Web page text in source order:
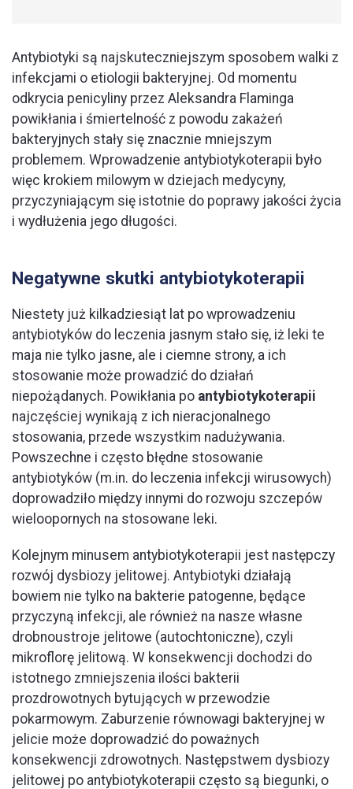
Antybiotyki są najskuteczniejszym sposobem walki z
infekcjami o etiologii bakteryjnej. Od momentu
odkrycia penicyliny przez Aleksandra Flaminga
powikłania i śmiertelność z powodu zakażeń
bakteryjnych stały się znacznie mniejszym
problemem. Wprowadzenie antybiotykoterapii było
więc krokiem milowym w dziejach medycyny,
przyczyniającym się istotnie do poprawy jakości życia
i wydłużenia jego długości.
Negatywne skutki antybiotykoterapii
Niestety już kilkadziesiąt lat po wprowadzeniu
antybiotyków do leczenia jasnym stało się, iż leki te
maja nie tylko jasne, ale i ciemne strony, a ich
stosowanie może prowadzić do działań
niepożądanych. Powikłania po antybiotykoterapii
najczęściej wynikają z ich nieracjonalnego
stosowania, przede wszystkim nadużywania.
Powszechne i często błędne stosowanie
antybiotyków (m.in. do leczenia infekcji wirusowych)
doprowadziło między innymi do rozwoju szczepów
wieloopornych na stosowane leki.
Kolejnym minusem antybiotykoterapii jest następczy
rozwój dysbiozy jelitowej. Antybiotyki działają
bowiem nie tylko na bakterie patogenne, będące
przyczyną infekcji, ale również na nasze własne
drobnoustroje jelitowe (autochtoniczne), czyli
mikroflorę jelitową. W konsekwencji dochodzi do
istotnego zmniejszenia ilości bakterii
prozdrowotnych bytujących w przewodzie
pokarmowym. Zaburzenie równowagi bakteryjnej w
jelicie może doprowadzić do poważnych
konsekwencji zdrowotnych. Następstwem dysbiozy
jelitowej po antybiotykoterapii często są biegunki, o